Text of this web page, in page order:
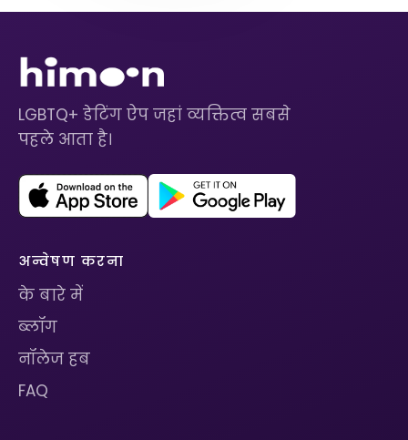
LGBTQ+ डेटिंग ऐप जहां व्यक्तित्व सबसे
पहले आता है।
अन्वेषण करना
के बारे में
ब्लॉग
नॉलेज हब
FAQ